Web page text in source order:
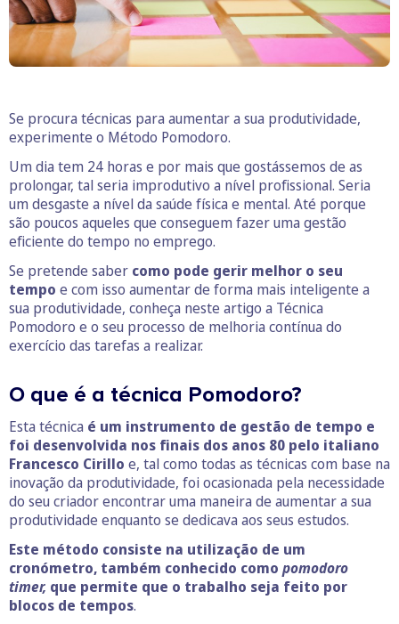
Se procura técnicas para aumentar a sua produtividade,
experimente o Método Pomodoro.
Um dia tem 24 horas e por mais que gostássemos de as
prolongar, tal seria improdutivo a nível profissional. Seria
um desgaste a nível da saúde física e mental. Até porque
são poucos aqueles que conseguem fazer uma gestão
eficiente do tempo no emprego.
Se pretende saber como pode gerir melhor o seu
tempo e com isso aumentar de forma mais inteligente a
sua produtividade, conheça neste artigo a Técnica
Pomodoro e o seu processo de melhoria contínua do
exercício das tarefas a realizar.
O que é a técnica Pomodoro?
Esta técnica é um instrumento de gestão de tempo e
foi desenvolvida nos finais dos anos 80 pelo italiano
Francesco Cirillo e, tal como todas as técnicas com base na
inovação da produtividade, foi ocasionada pela necessidade
do seu criador encontrar uma maneira de aumentar a sua
produtividade enquanto se dedicava aos seus estudos.
Este método consiste na utilização de um
cronómetro, também conhecido como pomodoro
timer, que permite que o trabalho seja feito por
blocos de tempos.